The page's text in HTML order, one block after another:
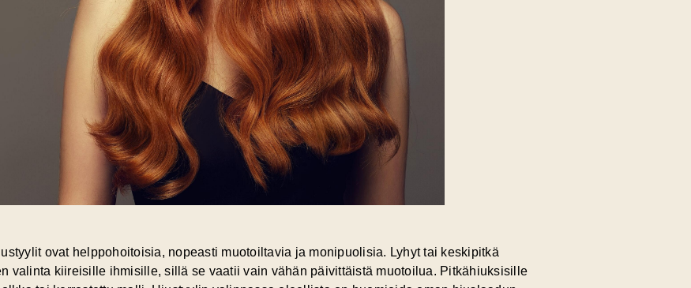
ovat helppohoitoisia, nopeasti muotoiltavia ja monipuolisia. Lyhyt tai keskipitkä
valinta kiireisille ihmisille, sillä se vaatii vain vähän päivittäistä muotoilua. Pitkähiuksisille